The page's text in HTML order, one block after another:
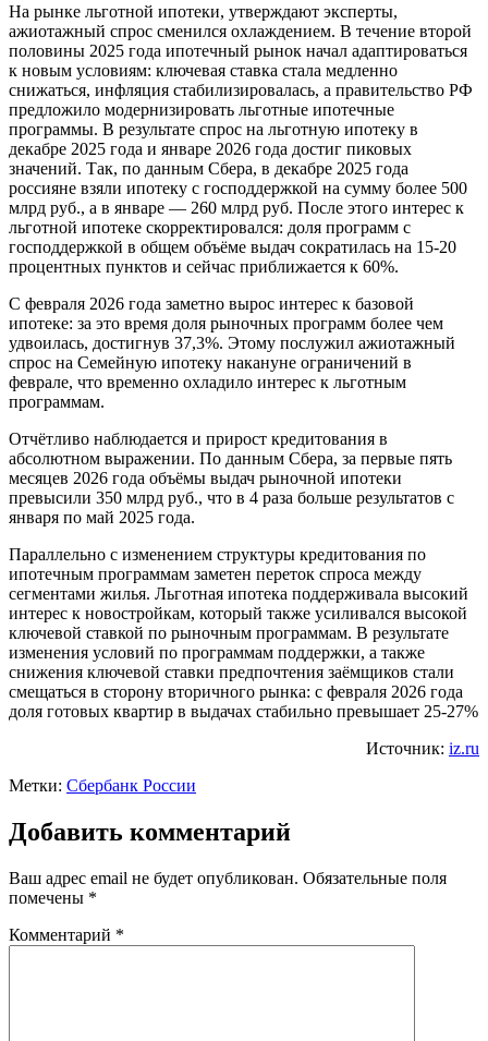
На рынке льготной ипотеки, утверждают эксперты,
ажиотажный спрос сменился охлаждением. В течение второй
половины 2025 года ипотечный рынок начал адаптироваться
к новым условиям: ключевая ставка стала медленно
снижаться, инфляция стабилизировалась, а правительство РФ
предложило модернизировать льготные ипотечные
программы. В результате спрос на льготную ипотеку в
декабре 2025 года и январе 2026 года достиг пиковых
значений. Так, по данным Сбера, в декабре 2025 года
россияне взяли ипотеку с господдержкой на сумму более 500
млрд руб., а в январе — 260 млрд руб. После этого интерес к
льготной ипотеке скорректировался: доля программ с
господдержкой в общем объёме выдач сократилась на 15-20
процентных пунктов и сейчас приближается к 60%.
С февраля 2026 года заметно вырос интерес к базовой
ипотеке: за это время доля рыночных программ более чем
удвоилась, достигнув 37,3%. Этому послужил ажиотажный
спрос на Семейную ипотеку накануне ограничений в
феврале, что временно охладило интерес к льготным
программам.
Отчётливо наблюдается и прирост кредитования в
абсолютном выражении. По данным Сбера, за первые пять
месяцев 2026 года объёмы выдач рыночной ипотеки
превысили 350 млрд руб., что в 4 раза больше результатов с
января по май 2025 года.
Параллельно с изменением структуры кредитования по
ипотечным программам заметен переток спроса между
сегментами жилья. Льготная ипотека поддерживала высокий
интерес к новостройкам, который также усиливался высокой
ключевой ставкой по рыночным программам. В результате
изменения условий по программам поддержки, а также
снижения ключевой ставки предпочтения заёмщиков стали
смещаться в сторону вторичного рынка: с февраля 2026 года
доля готовых квартир в выдачах стабильно превышает 25-27%
Источник: iz.ru
Метки: Сбербанк России
Добавить комментарий
Ваш адрес email не будет опубликован. Обязательные поля
помечены *
Комментарий *